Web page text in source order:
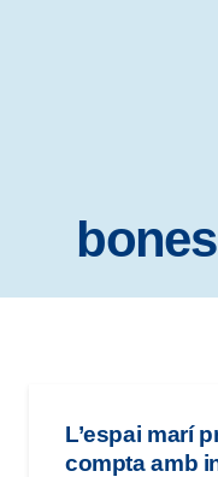
accesibilidad.
L’espai marí
compta amb